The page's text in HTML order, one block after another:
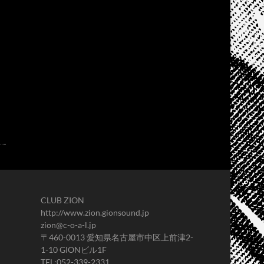
CLUB ZION
http://www.zion.gionsound.jp
zion@c-o-a-l.jp
〒460-0013 愛知県名古屋市中区上前津2-
1-10 GIONビル1F
TEL:052-339-2331